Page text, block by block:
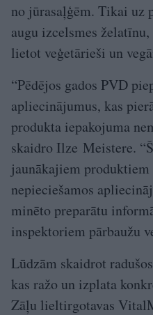
no jūrasaļģēm. Tikai uz
augu izcelsmes
lietot veģetārieši un
“Pēdējos gados PVD
apliecinājumus, kas
produkta iepakojuma
skaidro Ilze Meistere.
jaunākajiem
nepieciešamos
minēto preparātu
inspektoriem pārbaužu
Lūdzām skaidrot
kas ražo un izplata
Zāļu lieltirgotavas